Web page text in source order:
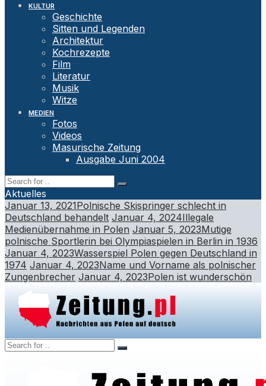
KULTUR
Geschichte
Sitten und Legenden
Architektur
Kochrezepte
Film
Literatur
Musik
Witze
MEDIEN
Fotos
Videos
Masurische Zeitung
Ausgabe Juni 2004
Aktuelles
Januar 13, 2021Polnische Skispringer schlecht in
Deutschland behandelt Januar 4, 2024Illegale
Medienübernahme in Polen Januar 5, 2023Mutige
polnische Sportlerin bei Olympiaspielen in Berlin in 1936
Januar 4, 2023Wasserspiel Polen gegen Deutschland in
1974 Januar 4, 2023Name und Vorname als polnischer
Zungenbrecher Januar 4, 2023Polen ist wunderschön